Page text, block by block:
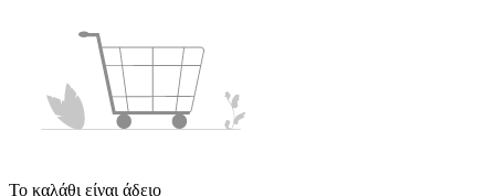
Το καλάθι είναι άδειο